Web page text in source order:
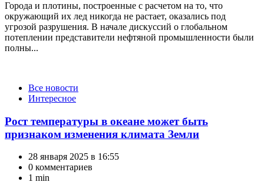
Города и плотины, построенные с расчетом на то, что
окружающий их лед никогда не растает, оказались под
угрозой разрушения. В начале дискуссий о глобальном
потеплении представители нефтяной промышленности были
полны...
КатегорииВсе новости
Интересное
Рост температуры в океане может быть
признаком изменения климата Земли
28 января 2025 в 16:55
0 комментариев
1 min